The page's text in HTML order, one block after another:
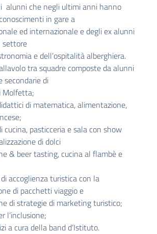
alunni che negli ultimi anni hanno
in gare a
ed internazionale e degli ex alunni
settore
e dell’ospitalità alberghiera.
tra squadre composte da alunni
secondarie di
Molfetta;
di matematica, alimentazione,
cucina, pasticceria e sala con show
di dolci
& beer tasting, cucina al flambè e
accoglienza turistica con la
di pacchetti viaggio e
di strategie di marketing turistico;
l’inclusione;
a cura della band d’Istituto.